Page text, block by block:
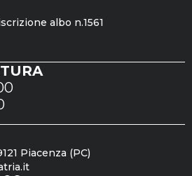
albo n.1561
Piacenza (PC)